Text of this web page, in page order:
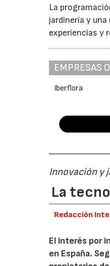
La
jardinería y
experiencias y
EMPRESAS
Iberflora
Innovación y
La
Redacción
El interés por
en España.